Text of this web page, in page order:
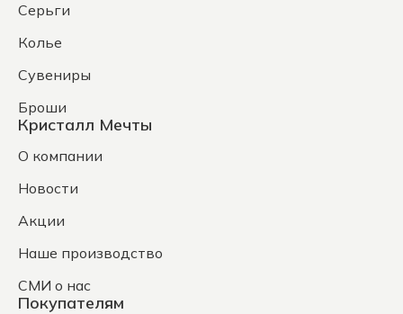
Серьги
Колье
Сувениры
Броши
Кристалл Мечты
О компании
Новости
Акции
Наше производство
СМИ о нас
Покупателям